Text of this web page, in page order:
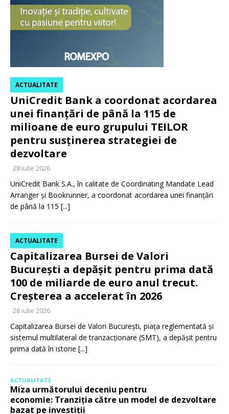
UniCredit Bank a coordonat acordarea
unei finanțări de până la 115 de
milioane de euro grupului TEILOR
pentru susținerea strategiei de
dezvoltare
ACTUALITATE
28 iulie 2026
UniCredit Bank S.A., în calitate de Coordinating Mandate Lead
Arranger și Bookrunner, a coordonat acordarea unei finanțări
de până la 115 [...]
Capitalizarea Bursei de Valori
București a depășit pentru prima dată
100 de miliarde de euro anul trecut.
Creșterea a accelerat în 2026
ACTUALITATE
28 iulie 2026
Capitalizarea Bursei de Valori București, piața reglementată și
sistemul multilateral de tranzacționare (SMT), a depășit pentru
prima dată în istorie [...]
ACTUALITATE
Miza următorului deceniu pentru
economie: Tranziția către un model de dezvoltare
bazat pe investiții